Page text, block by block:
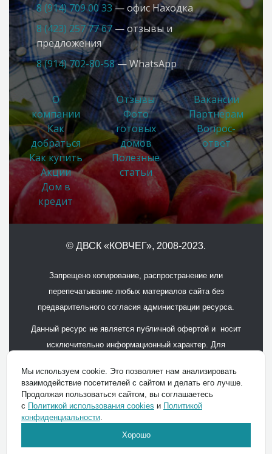
8 (914) 709 00 33— офис Находка
8 (423) 257 77 67— отзывы и
предложения
8 (914) 702-80-58— WhatsApp
О
компании
Как
добраться
Как купить
Акции
Дом в
кредит
Отзывы
Фото
готовых
домов
Полезные
статьи
Вакансии
Партнерам
Вопрос-
ответ
© ДВСК «КОВЧЕГ», 2008-2023.
Запрещено копирование, распространение или
перепечатывание любых материалов сайта без
предварительного согласия администрации ресурса.
Данный ресурс не является публичной офертой и носит
исключительно информационный характер. Для
продаж.
Политика конфиденциальности
Мы используем cookie. Это позволяет нам анализировать
взаимодействие посетителей с сайтом и делать его лучше.
Продолжая пользоваться сайтом, вы соглашаетесь
с Политикой использования cookies и Политикой
конфиденциальности.
Хорошо